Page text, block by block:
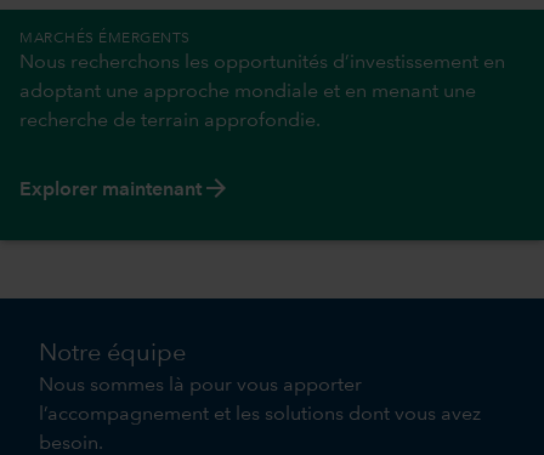
MARCHÉS ÉMERGENTS
Nous recherchons les opportunités d’investissement en
adoptant une approche mondiale et en menant une
recherche de terrain approfondie.
Explorer maintenant arrow_forward
Notre équipe
Nous sommes là pour vous apporter
l’accompagnement et les solutions dont vous avez
besoin.